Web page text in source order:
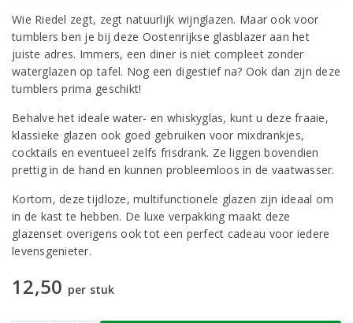
Wie Riedel zegt, zegt natuurlijk wijnglazen. Maar ook voor
tumblers ben je bij deze Oostenrijkse glasblazer aan het
juiste adres. Immers, een diner is niet compleet zonder
waterglazen op tafel. Nog een digestief na? Ook dan zijn deze
tumblers prima geschikt!
Behalve het ideale water- en whiskyglas, kunt u deze fraaie,
klassieke glazen ook goed gebruiken voor mixdrankjes,
cocktails en eventueel zelfs frisdrank. Ze liggen bovendien
prettig in de hand en kunnen probleemloos in de vaatwasser.
Kortom, deze tijdloze, multifunctionele glazen zijn ideaal om
in de kast te hebben. De luxe verpakking maakt deze
glazenset overigens ook tot een perfect cadeau voor iedere
levensgenieter.
12,50 per stuk